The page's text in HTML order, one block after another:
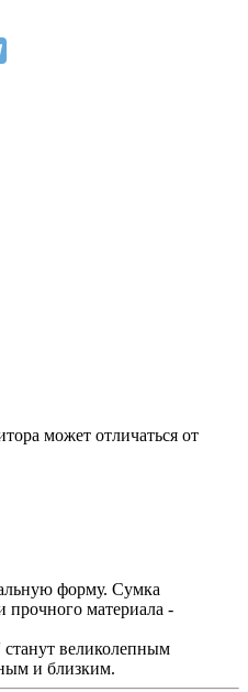
может отличаться от
форму. Сумка
прочного материала -
великолепным
и близким.